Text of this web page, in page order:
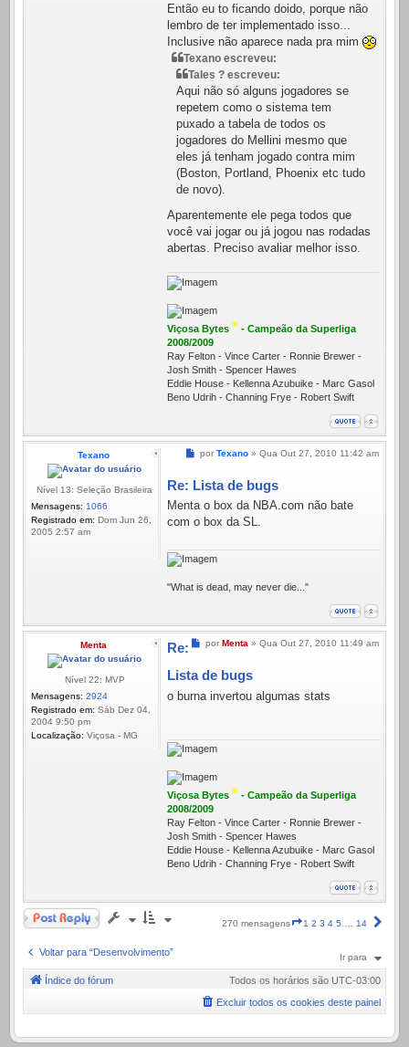
Então eu to ficando doido, porque não
lembro de ter implementado isso...
Inclusive não aparece nada pra mim
Texano escreveu:
Tales ? escreveu:
Aqui não só alguns jogadores se
repetem como o sistema tem
puxado a tabela de todos os
jogadores do Mellini mesmo que
eles já tenham jogado contra mim
(Boston, Portland, Phoenix etc tudo
de novo).
Aparentemente ele pega todos que
você vai jogar ou já jogou nas rodadas
abertas. Preciso avaliar melhor isso.
Viçosa Bytes * - Campeão da Superliga
2008/2009
Ray Felton - Vince Carter - Ronnie Brewer -
Josh Smith - Spencer Hawes
Eddie House - Kellenna Azubuike - Marc Gasol
Beno Udrih - Channing Frye - Robert Swift
Texano
Nível 13: Seleção Brasileira
Mensagens: 1066
Registrado em: Dom Jun 26,
2005 2:57 am
Mensagem
por Texano » Qua Out 27, 2010 11:42 am
Re: Lista de bugs
Menta o box da NBA.com não bate
com o box da SL.
"What is dead, may never die..."
Menta
Nível 22: MVP
Mensagens: 2924
Registrado em: Sáb Dez 04,
2004 9:50 pm
Localização: Viçosa - MG
Mensagem
por Menta » Qua Out 27, 2010 11:49 am
Re:
Lista de bugs
o burna invertou algumas stats
Viçosa Bytes * - Campeão da Superliga
2008/2009
Ray Felton - Vince Carter - Ronnie Brewer -
Josh Smith - Spencer Hawes
Eddie House - Kellenna Azubuike - Marc Gasol
Beno Udrih - Channing Frye - Robert Swift
Responder
270 mensagens
Página
1 2 3 4 5 … 14
Voltar para “Desenvolvimento” Ir para
Índice do fórum Todos os horários são UTC-03:00
Excluir todos os cookies deste painel
.